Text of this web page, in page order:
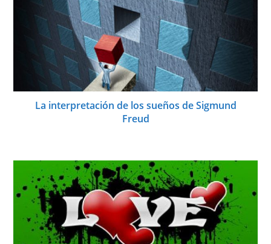
La interpretación de los sueños de Sigmund
Freud